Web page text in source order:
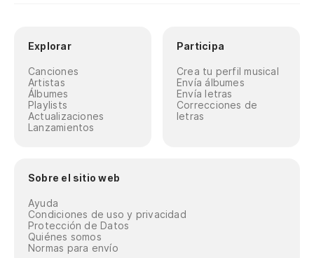
Explorar
Canciones
Artistas
Álbumes
Playlists
Actualizaciones
Lanzamientos
Participa
Crea tu perfil musical
Envía álbumes
Envía letras
Correcciones de
letras
Sobre el sitio web
Ayuda
Condiciones de uso y privacidad
Protección de Datos
Quiénes somos
Normas para envío